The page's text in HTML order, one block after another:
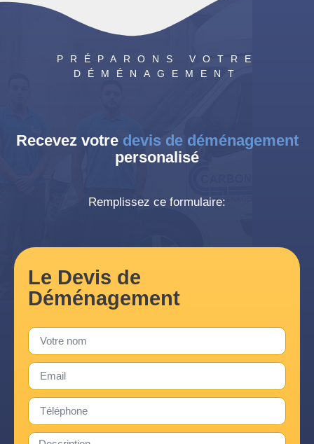
PRÉPARONS VOTRE
DÉMÉNAGEMENT
Recevez votre devis de déménagement
personalisé
Remplissez ce formulaire:
Le Devis de
Déménagement